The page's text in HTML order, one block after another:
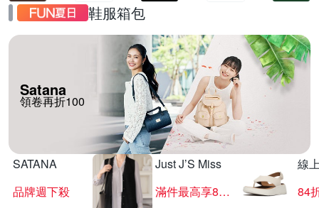
鞋服箱包
Satana
領卷再折100
SATANA
品牌週下殺
Just J’S Miss
滿件最高享85折
線
84